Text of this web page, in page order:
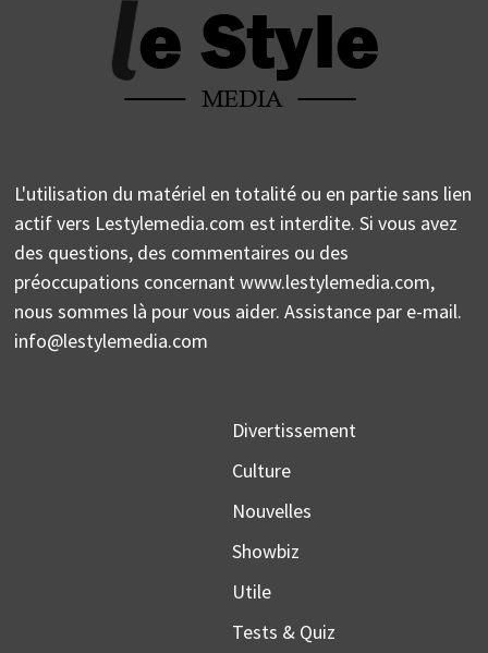
L'utilisation du matériel en totalité ou en partie sans lien
actif vers Lestylemedia.com est interdite. Si vous avez
des questions, des commentaires ou des
préoccupations concernant www.lestylemedia.com,
nous sommes là pour vous aider. Assistance par e-mail.
info@lestylemedia.com
Divertissement
Culture
Nouvelles
Showbiz
Utile
Tests & Quiz